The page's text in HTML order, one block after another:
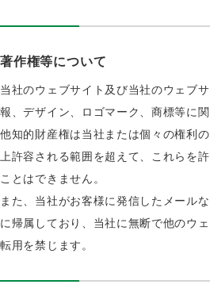
著作権等について
当社のウェブサイト及び当社のウェブ
報、デザイン、ロゴマーク、商標等に
他知的財産権は当社または個々の権利
上許容される範囲を超えて、これらを
ことはできません。
また、当社がお客様に発信したメール
に帰属しており、当社に無断で他のウ
転用を禁じます。